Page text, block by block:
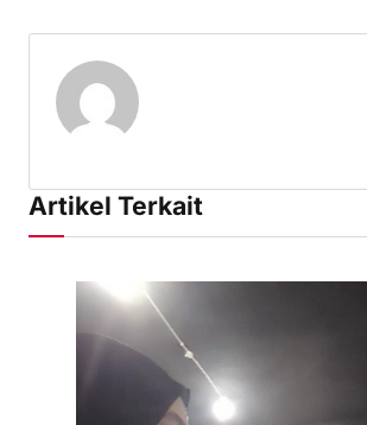
Artikel Terkait